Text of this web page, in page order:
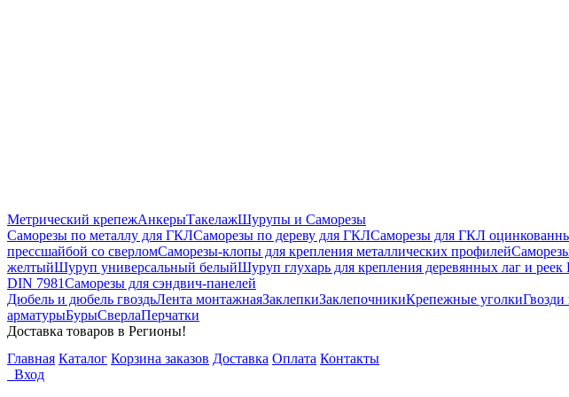
Метрический крепежАнкерыТакелажШурупы и Саморезы
Саморезы по металлу для ГКЛСаморезы по дереву для ГКЛСаморезы для ГКЛ
прессшайбой со сверломСаморезы-клопы для крепления металлических профилей
желтыйШуруп универсальный белыйШуруп глухарь для крепления деревянных лаг и реек
DIN 7981Саморезы для сэндвич-панелей
Дюбель и дюбель гвоздьЛента монтажнаяЗаклепкиЗаклепочникиКрепежные уголки
арматурыБурыСверлаПерчатки
Доставка товаров в Регионы!
Главная Каталог Корзина заказов Доставка Оплата Контакты
Вход